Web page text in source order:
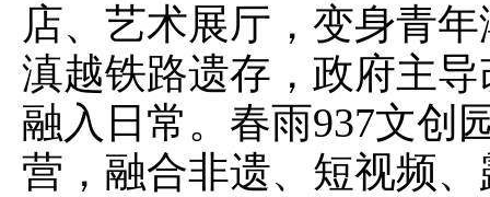
店、艺术展厅，变身青
滇越铁路遗存，政府主
融入日常。春雨937文
营，融合非遗、短视频